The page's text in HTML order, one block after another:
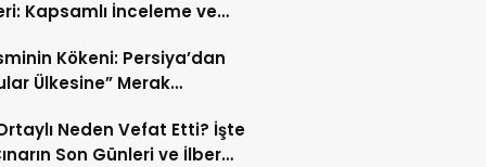
Kapsamlı İnceleme ve
Kökeni: Persiya’dan
Ülkesine” Merak
Neden Vefat Etti? İşte
Son Günleri ve İlber